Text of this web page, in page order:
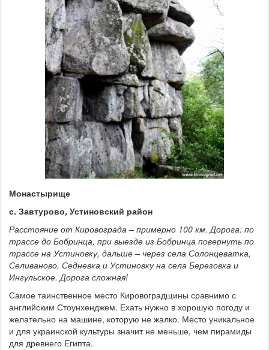
Монастырище
с. Завтурово, Устиновский район
Расстояние от Кировограда – примерно 100 км. Дорога: по
трассе до Бобринца, при выезде из Бобринца повернуть по
трассе на Устиновку, дальше – через села Солонцеватка,
Селиваново, Седневка и Устиновку на села Березовка и
Ингульское. Дорога сложная!
Самое таинственное место Кировоградщины сравнимо с
английским Стоунхенджем. Ехать нужно в хорошую погоду и
желательно на машине, которую не жалко. Место уникальное
и для украинской культуры значит не меньше, чем пирамиды
для древнего Египта.